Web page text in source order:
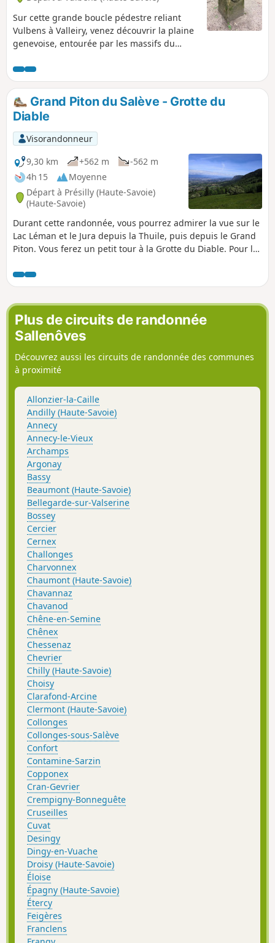
Sur cette grande boucle pédestre reliant
Vulbens à Valleiry, venez découvrir la plaine
genevoise, entourée par les massifs du
du Jura. Puis, le long de la Vosogne, petit
affluent du Rhône, profitez des sentiers
forestiers qui longent la frontière franco-
suisse, jadis utilisés par les douaniers.
Patrimoine historique (bornes frontières
notamment) et mobilier d’interprétation
jalonnent votre promenade.
Grand Piton du Salève - Grotte du
Diable
Visorandonneur
9,30 km
+562 m
-562 m
4h 15
Moyenne
Départ à Présilly (Haute-Savoie)
(Haute-Savoie)
Durant cette randonnée, vous pourrez admirer la vue sur le
Lac Léman et le Jura depuis la Thuile, puis depuis le Grand
Piton. Vous ferez un petit tour à la Grotte du Diable. Pour les
Plus de circuits de randonnée
Sallenôves
Découvrez aussi les circuits de randonnée des communes
à proximité
Allonzier-la-Caille
Andilly (Haute-Savoie)
Annecy
Annecy-le-Vieux
Archamps
Argonay
Bassy
Beaumont (Haute-Savoie)
Bellegarde-sur-Valserine
Bossey
Cercier
Cernex
Challonges
Charvonnex
Chaumont (Haute-Savoie)
Chavannaz
Chavanod
Chêne-en-Semine
Chênex
Chessenaz
Chevrier
Chilly (Haute-Savoie)
Choisy
Clarafond-Arcine
Clermont (Haute-Savoie)
Collonges
Collonges-sous-Salève
Confort
Contamine-Sarzin
Copponex
Cran-Gevrier
Crempigny-Bonneguête
Cruseilles
Cuvat
Desingy
Dingy-en-Vuache
Droisy (Haute-Savoie)
Éloise
Épagny (Haute-Savoie)
Étercy
Feigères
Franclens